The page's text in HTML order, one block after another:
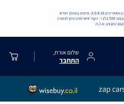
שלום אורח,
התחבר
zap